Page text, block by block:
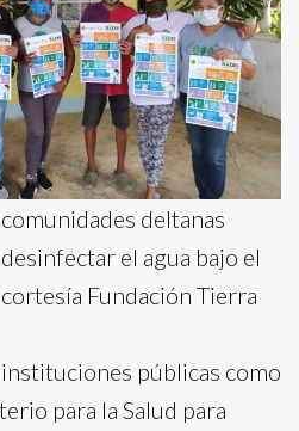
deltanas
el agua bajo el
Fundación Tierra
públicas como
para la Salud para